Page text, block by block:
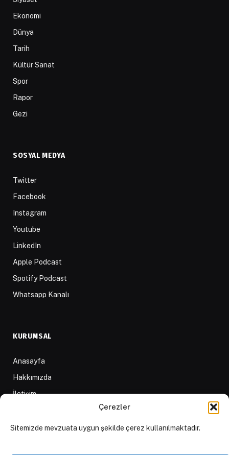
Çerezler
Sitemizde mevzuata uygun şekilde çerez kullanılmaktadır.
Ekonomi
Dünya
Tarih
Kültür Sanat
Spor
Rapor
Gezi
SOSYAL MEDYA
Twitter
Facebook
Instagram
Youtube
LinkedIn
Apple Podcast
Spotify Podcast
Whatsapp Kanalı
KURUMSAL
Anasayfa
Hakkımızda
İletişim
D84 Yayınları